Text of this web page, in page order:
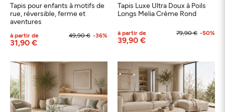
Tapis pour enfants à motifs de
rue, réversible, ferme et
aventures
49,90 €
à partir de
31,90 €
-36%
Tapis Luxe Ultra Doux à Poils
Longs Melia Crème Rond
79,90 €
à partir de
39,90 €
-50%